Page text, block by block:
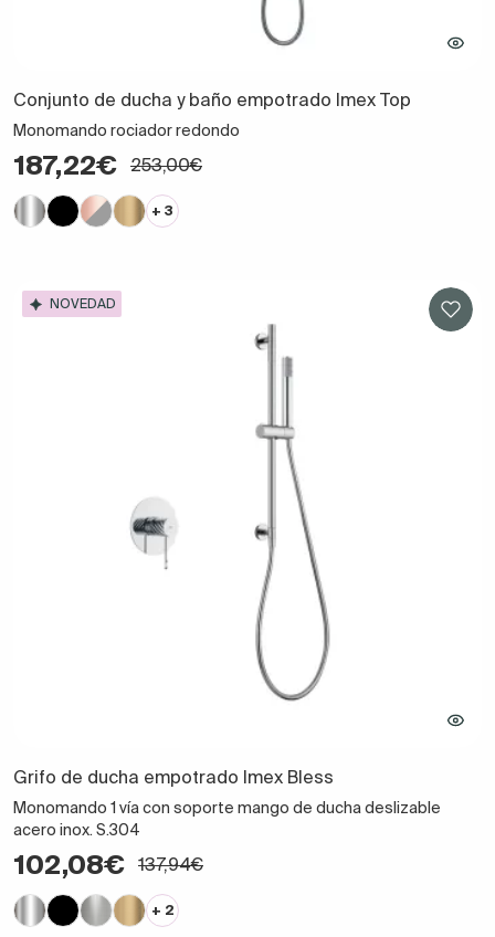
Conjunto de ducha y baño empotrado Imex Top
Monomando rociador redondo
187,22€ 253,00€
+ 3
NOVEDAD
Grifo de ducha empotrado Imex Bless
Monomando 1 vía con soporte mango de ducha deslizable
acero inox. S.304
102,08€ 137,94€
+ 2